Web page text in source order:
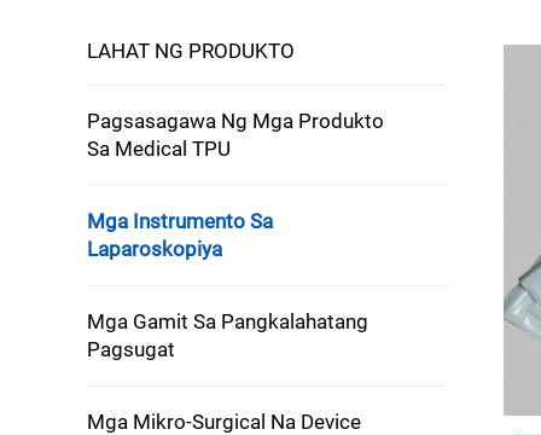
LAHAT NG PRODUKTO
Pagsasagawa Ng Mga Produkto
Sa Medical TPU
Mga Instrumento Sa
Laparoskopiya
Mga Gamit Sa Pangkalahatang
Pagsugat
Mga Mikro-Surgical Na Device